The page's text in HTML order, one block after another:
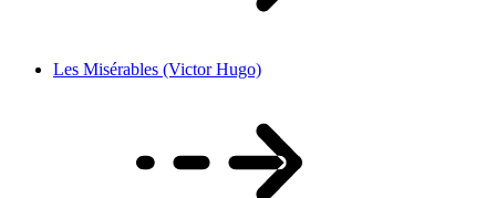
Les Misérables (Victor Hugo)